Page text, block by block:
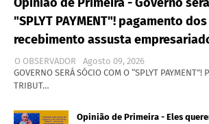
"SPLYT PAYMENT"! pagamento
recebimento assusta
O OBSERVADOR
Agosto 09, 2026
GOVERNO SERÁ SÓCIO COM O “SPLYT PAYMENT”!
TRIBUT…
Opinião de Primeira - Eles